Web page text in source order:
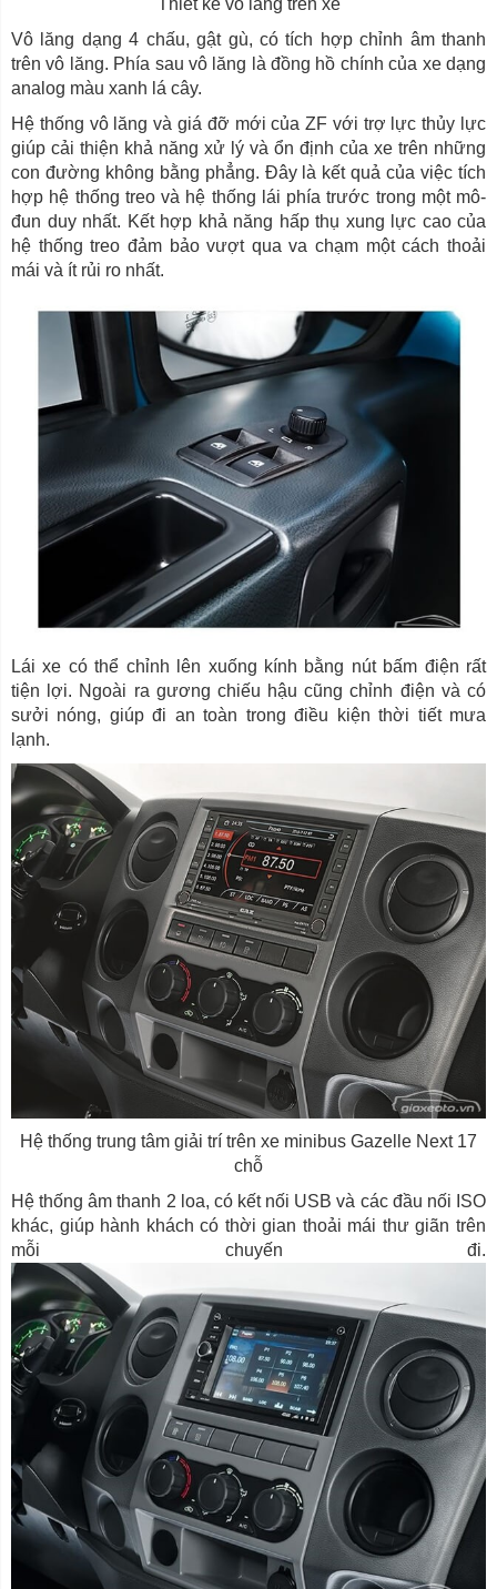
Thiết kế vô lăng trên xe
Vô lăng dạng 4 chấu, gật gù, có tích hợp chỉnh âm thanh
trên vô lăng. Phía sau vô lăng là đồng hồ chính của xe dạng
analog màu xanh lá cây.
Hệ thống vô lăng và giá đỡ mới của ZF với trợ lực thủy lực
giúp cải thiện khả năng xử lý và ổn định của xe trên những
con đường không bằng phẳng. Đây là kết quả của việc tích
hợp hệ thống treo và hệ thống lái phía trước trong một mô-
đun duy nhất. Kết hợp khả năng hấp thụ xung lực cao của
hệ thống treo đảm bảo vượt qua va chạm một cách thoải
mái và ít rủi ro nhất.
Lái xe có thể chỉnh lên xuống kính bằng nút bấm điện rất
tiện lợi. Ngoài ra gương chiếu hậu cũng chỉnh điện và có
sưởi nóng, giúp đi an toàn trong điều kiện thời tiết mưa
lạnh.
Hệ thống trung tâm giải trí trên xe minibus Gazelle Next 17
chỗ
Hệ thống âm thanh 2 loa, có kết nối USB và các đầu nối ISO
khác, giúp hành khách có thời gian thoải mái thư giãn trên
mỗi chuyến đi.